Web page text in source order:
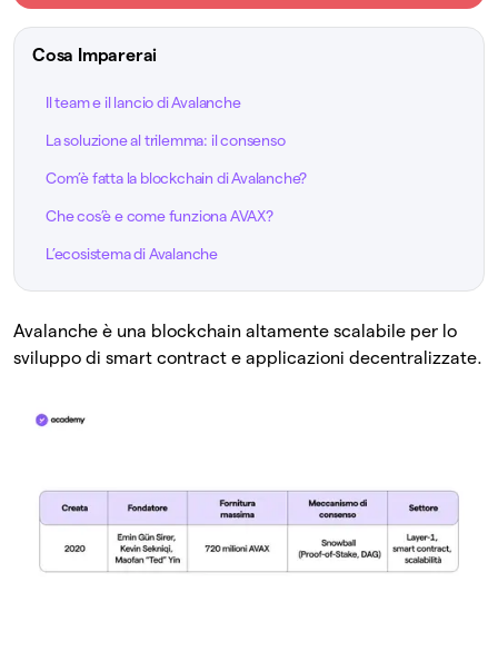
Cosa Imparerai
Il team e il lancio di Avalanche
La soluzione al trilemma: il consenso
Com’è fatta la blockchain di Avalanche?
Che cos’è e come funziona AVAX?
L’ecosistema di Avalanche
Avalanche è una blockchain altamente scalabile per lo
sviluppo di smart contract e applicazioni decentralizzate.